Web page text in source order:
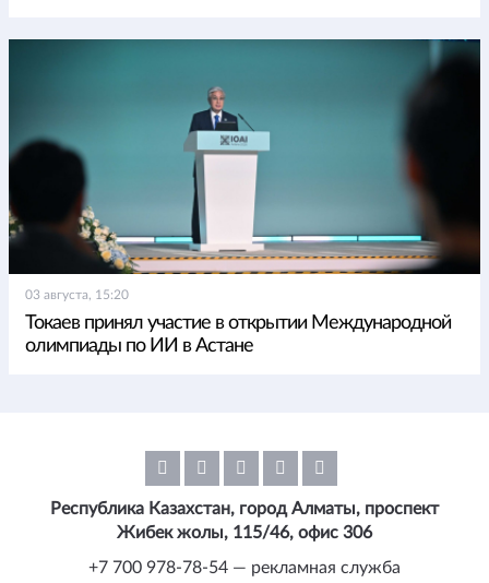
03 августа, 15:20
Токаев принял участие в открытии Международной
олимпиады по ИИ в Астане
Республика Казахстан, город Алматы, проспект
Жибек жолы, 115/46, офис 306
+7 700 978-78-54 — рекламная служба